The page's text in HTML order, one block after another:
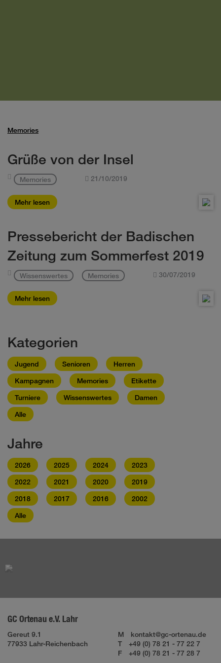
Memories
Grüße von der Insel
Memories 21/10/2019
Mehr lesen
Pressebericht der Badischen
Zeitung zum Sommerfest 2019
Wissenswertes Memories 30/07/2019
Mehr lesen
Kategorien
Jugend Senioren
Herren
Kampagnen
Memories
Etikette
Turniere
Wissenswertes
Damen
Alle
Jahre
2026 2025 2024
2023
2022
2021 2020
2019
2018
2017 2016
2002
Alle
GC Ortenau e.V. Lahr
Gereut 9.1
77933 Lahr-Reichenbach
M
kontakt@gc-ortenau.de
T
+49 (0) 78 21 - 77 22 7
F
+49 (0) 78 21 - 77 28 7